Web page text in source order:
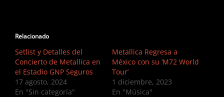
Relacionado
Setlist y Detalles del
Concierto de Metallica en
el Estadio GNP Seguros
17 agosto, 2024
En "Sin categoría"
Metallica Regresa a
México con su ‘M72 World
Tour’
1 diciembre, 2023
En "Música"